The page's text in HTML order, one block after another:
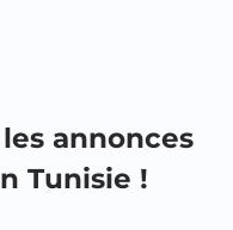
annonces
Tunisie !